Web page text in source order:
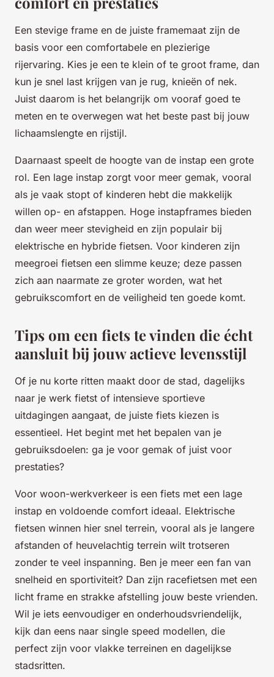
Een stevige frame en de juiste framemaat zijn de
basis voor een comfortabele en plezierige
rijervaring. Kies je een te klein of te groot frame, dan
kun je snel last krijgen van je rug, knieën of nek.
Juist daarom is het belangrijk om vooraf goed te
meten en te overwegen wat het beste past bij jouw
lichaamslengte en rijstijl.
Daarnaast speelt de hoogte van de instap een grote
rol. Een lage instap zorgt voor meer gemak, vooral
als je vaak stopt of kinderen hebt die makkelijk
willen op- en afstappen. Hoge instapframes bieden
dan weer meer stevigheid en zijn populair bij
elektrische en hybride fietsen. Voor kinderen zijn
meegroei fietsen een slimme keuze; deze passen
zich aan naarmate ze groter worden, wat het
gebruikscomfort en de veiligheid ten goede komt.
Tips om een fiets te vinden die écht
aansluit bij jouw actieve levensstijl
Of je nu korte ritten maakt door de stad, dagelijks
naar je werk fietst of intensieve sportieve
uitdagingen aangaat, de juiste fiets kiezen is
essentieel. Het begint met het bepalen van je
gebruiksdoelen: ga je voor gemak of juist voor
prestaties?
Voor woon-werkverkeer is een fiets met een lage
instap en voldoende comfort ideaal. Elektrische
fietsen winnen hier snel terrein, vooral als je langere
afstanden of heuvelachtig terrein wilt trotseren
zonder te veel inspanning. Ben je meer een fan van
snelheid en sportiviteit? Dan zijn racefietsen met een
licht frame en strakke afstelling jouw beste vrienden.
Wil je iets eenvoudiger en onderhoudsvriendelijk,
kijk dan eens naar single speed modellen, die
perfect zijn voor vlakke terreinen en dagelijkse
stadsritten.